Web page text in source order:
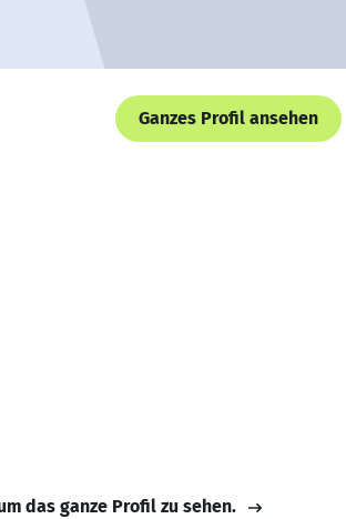
Ganzes Profil ansehen
das ganze Profil zu sehen.